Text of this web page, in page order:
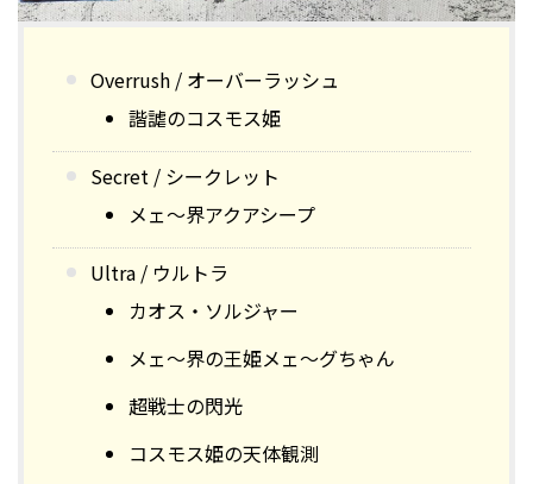
Overrush / オーバーラッシュ
諧謔のコスモス姫
Secret / シークレット
メェ～界アクアシープ
Ultra / ウルトラ
カオス・ソルジャー
メェ～界の王姫メェ～グちゃん
超戦士の閃光
コスモス姫の天体観測